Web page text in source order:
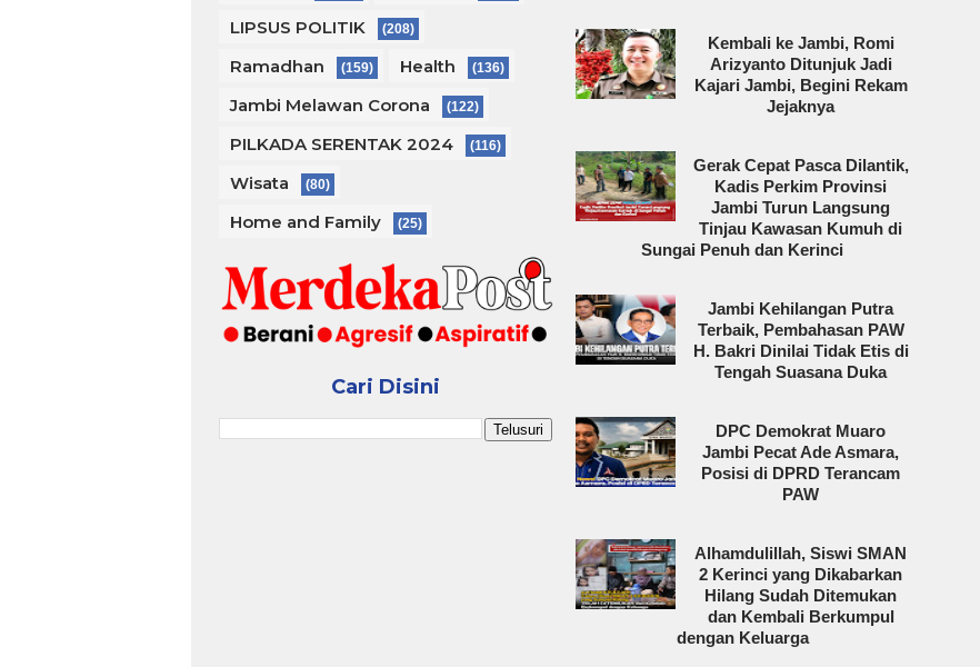
LIPSUS POLITIK (208)
Ramadhan (159) Health (136)
Jambi Melawan Corona (122)
PILKADA SERENTAK 2024 (116)
Wisata (80)
Home and Family (25)
Cari Disini
Kembali ke Jambi, Romi
Arizyanto Ditunjuk Jadi
Kajari Jambi, Begini Rekam
Jejaknya
Gerak Cepat Pasca Dilantik,
Kadis Perkim Provinsi
Jambi Turun Langsung
Tinjau Kawasan Kumuh di
Sungai Penuh dan Kerinci
Jambi Kehilangan Putra
Terbaik, Pembahasan PAW
H. Bakri Dinilai Tidak Etis di
Tengah Suasana Duka
DPC Demokrat Muaro
Jambi Pecat Ade Asmara,
Posisi di DPRD Terancam
PAW
Alhamdulillah, Siswi SMAN
2 Kerinci yang Dikabarkan
Hilang Sudah Ditemukan
dan Kembali Berkumpul
dengan Keluarga